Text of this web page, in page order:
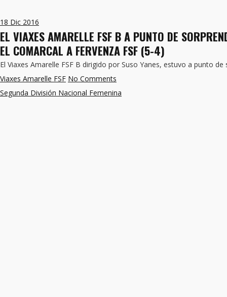
18 Dic 2016
EL VIAXES AMARELLE FSF B A PUNTO DE
EL COMARCAL A FERVENZA FSF (5-4)
El Viaxes Amarelle FSF B dirigido por Suso Yanes, estuvo a punto
Viaxes Amarelle FSF No Comments
Segunda División Nacional Femenina